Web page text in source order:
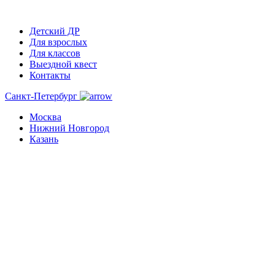
Детский ДР
Для взрослых
Для классов
Выездной квест
Контакты
Санкт-Петербург
Москва
Нижний Новгород
Казань